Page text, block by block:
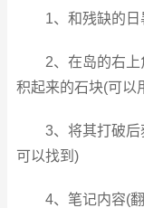
1、和残缺的日
2、在岛的右
积起来的石块(可以
3、将其打破
可以找到)
4、笔记内容(